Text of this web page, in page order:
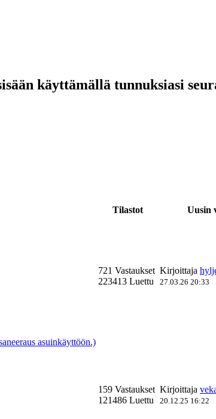
käyttämällä tunnuksiasi
Tilastot
Uusin
721 Vastaukset
223413 Luettu
Kirjoittaja
27.03.26 20:33
asuinkäyttöön.)
159 Vastaukset
121486 Luettu
Kirjoittaja
20.12.25 16:22